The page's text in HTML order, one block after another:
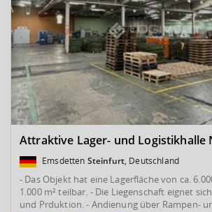
Attraktive Lager- und Logistikhalle
Emsdetten Steinfurt, Deutschland
- Das Objekt hat eine Lagerfläche von ca.
1.000 m² teilbar. - Die Liegenschaft eignet
und Prduktion. - Andienung über Rampen-